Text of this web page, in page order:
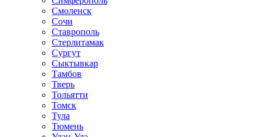
Смоленск
Сочи
Ставрополь
Стерлитамак
Сургут
Сыктывкар
Тамбов
Тверь
Тольятти
Томск
Тула
Тюмень